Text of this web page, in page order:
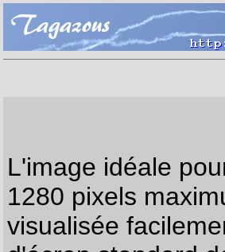
L'image idéale
1280 pixels
visualisée